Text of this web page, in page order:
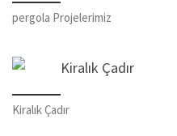
pergola Projelerimiz
Kiralık Çadır